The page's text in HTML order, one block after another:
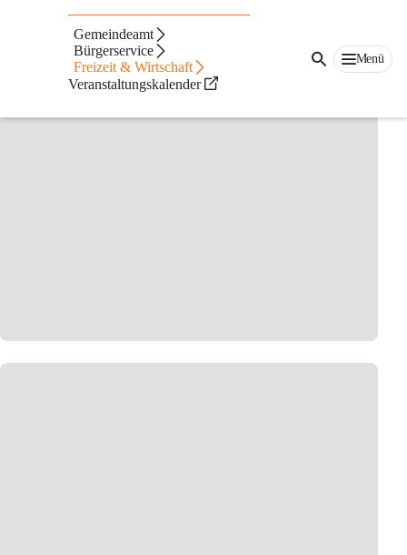
Gemeindeamt
Bürgerservice
Freizeit & Wirtschaft
Veranstaltungskalender
Menü
Vereine &
Organisationen
Organisationen